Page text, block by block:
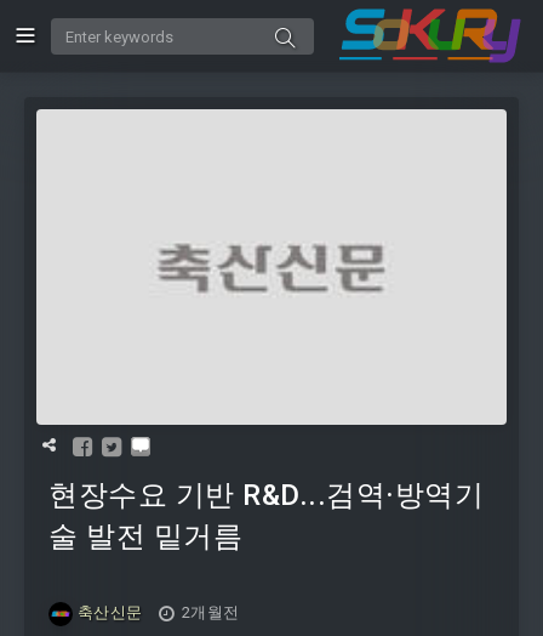
현장수요 기반 R&D...검역·방역기
술 발전 밑거름
축산신문
2개월전